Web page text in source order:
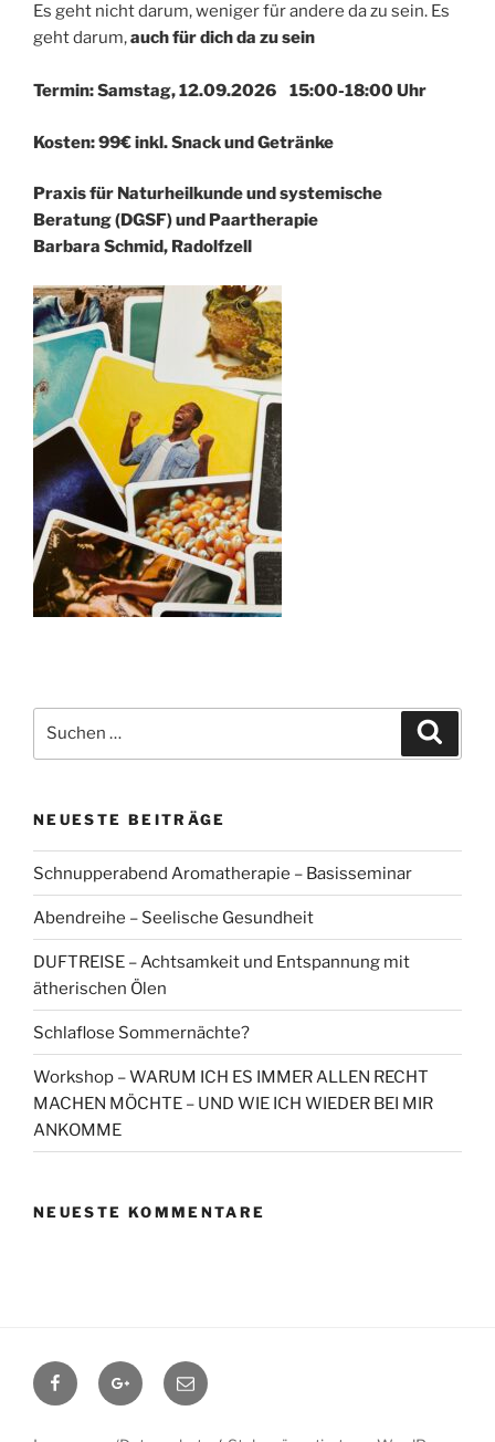
Es geht nicht darum, weniger für andere da zu sein. Es
geht darum,auch für dich da zu sein
Termin: Samstag, 12.09.2026 15:00-18:00 Uhr
Kosten: 99€ inkl. Snack und Getränke
Praxis für Naturheilkunde und systemische
Beratung (DGSF) und Paartherapie
Barbara Schmid, Radolfzell
nach:
NEUESTE BEITRÄGE
Schnupperabend Aromatherapie – Basisseminar
Abendreihe – Seelische Gesundheit
DUFTREISE – Achtsamkeit und Entspannung mit
ätherischen Ölen
Schlaflose Sommernächte?
Workshop – WARUM ICH ES IMMER ALLEN RECHT
MACHEN MÖCHTE – UND WIE ICH WIEDER BEI MIR
ANKOMME
NEUESTE KOMMENTARE
FacebookGoogle+Contact
me